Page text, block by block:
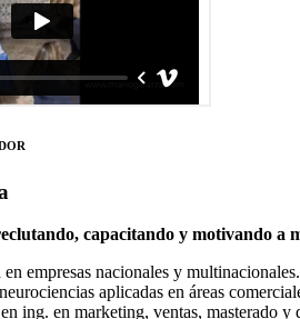
capacitando y motivando a
empresas nacionales y multinacionales.
aplicadas en áreas
ing. en marketing, ventas, masterado